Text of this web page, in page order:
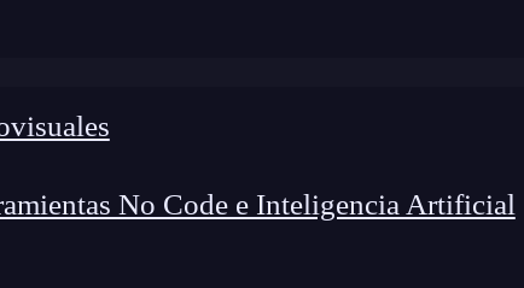
No Code e Inteligencia Artificial